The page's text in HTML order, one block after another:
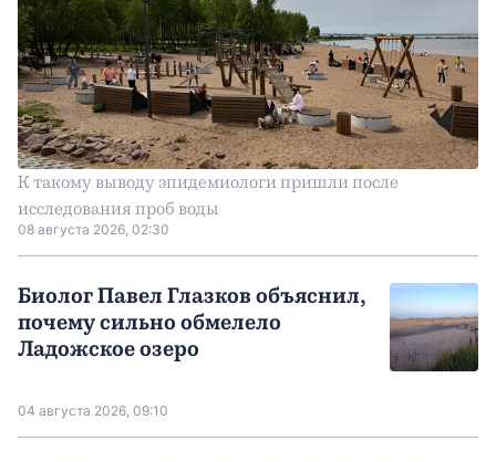
К такому выводу эпидемиологи пришли после
исследования проб воды
08 августа 2026, 02:30
Биолог Павел Глазков объяснил,
почему сильно обмелело
Ладожское озеро
04 августа 2026, 09:10